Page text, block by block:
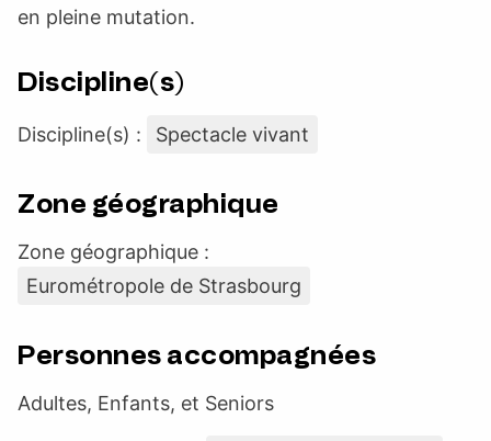
en pleine mutation.
Discipline(s)
Discipline(s) : Spectacle vivant
Zone géographique
Zone géographique :
Eurométropole de Strasbourg
Personnes accompagnées
Adultes, Enfants, et Seniors